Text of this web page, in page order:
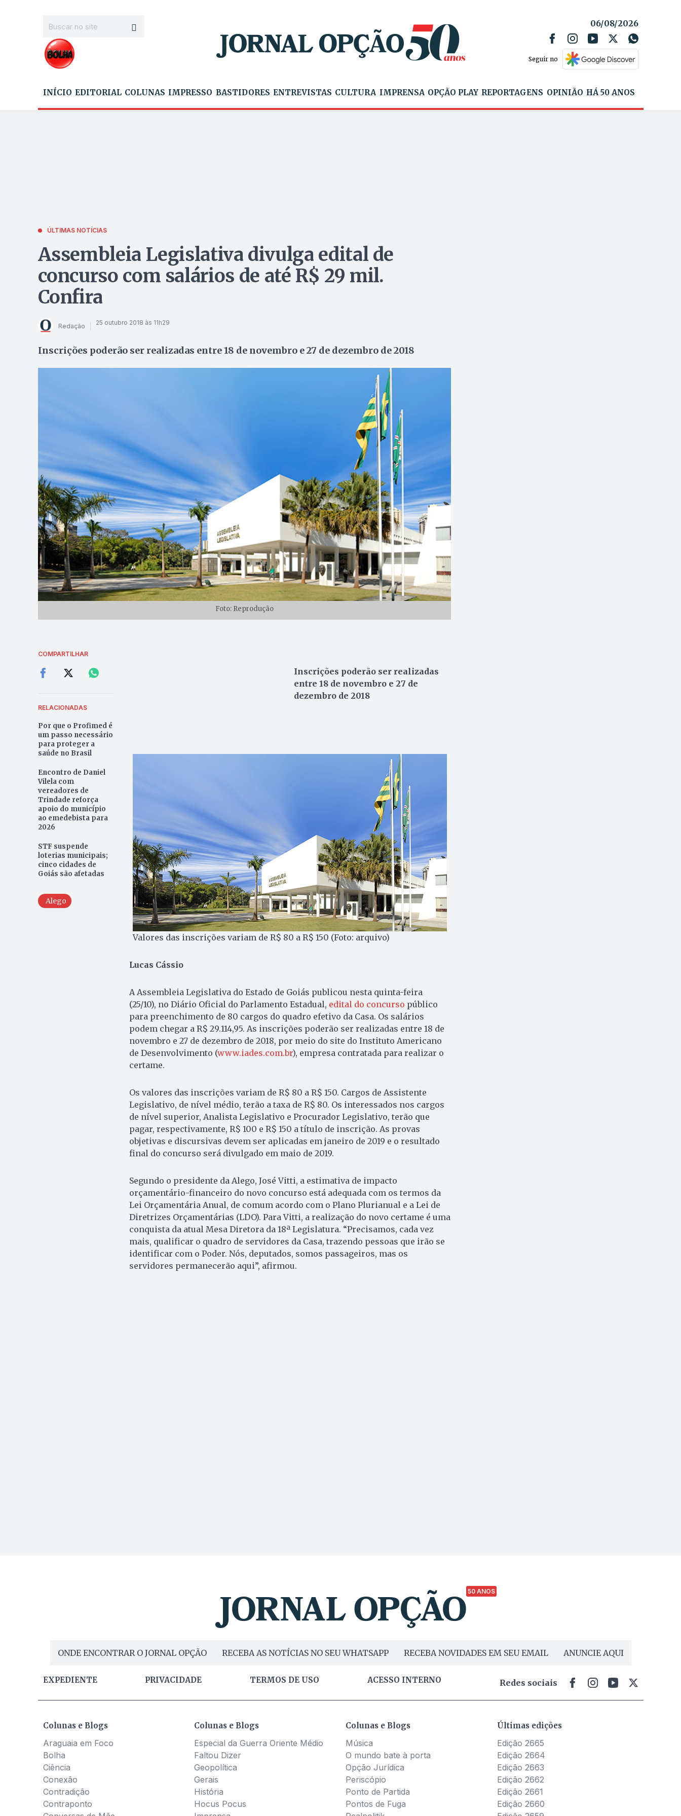
06/08/2026
Seguir no
INÍCIO EDITORIAL COLUNAS IMPRESSO BASTIDORES ENTREVISTAS CULTURA IMPRENSA OPÇÃO PLAY REPORTAGENS OPINIÃO HÁ 50 ANOS
ÚLTIMAS NOTÍCIAS
Assembleia Legislativa divulga edital de
concurso com salários de até R$ 29 mil.
Confira
Redação 25 outubro 2018 às 11h29
Inscrições poderão ser realizadas entre 18 de novembro e 27 de dezembro de 2018
Foto: Reprodução
COMPARTILHAR
RELACIONADAS
Por que o Profimed é
um passo necessário
para proteger a
saúde no Brasil
Encontro de Daniel
Vilela com
vereadores de
Trindade reforça
apoio do município
ao emedebista para
2026
STF suspende
loterias municipais;
cinco cidades de
Goiás são afetadas
Alego
Inscrições poderão ser realizadas
entre 18 de novembro e 27 de
dezembro de 2018
Valores das inscrições variam de R$ 80 a R$ 150 (Foto: arquivo)
Lucas Cássio
A Assembleia Legislativa do Estado de Goiás publicou nesta quinta-feira
(25/10), no Diário Oficial do Parlamento Estadual, edital do concurso público
para preenchimento de 80 cargos do quadro efetivo da Casa. Os salários
podem chegar a R$ 29.114,95. As inscrições poderão ser realizadas entre 18 de
novembro e 27 de dezembro de 2018, por meio do site do Instituto Americano
de Desenvolvimento (www.iades.com.br), empresa contratada para realizar o
certame.
Os valores das inscrições variam de R$ 80 a R$ 150. Cargos de Assistente
Legislativo, de nível médio, terão a taxa de R$ 80. Os interessados nos cargos
de nível superior, Analista Legislativo e Procurador Legislativo, terão que
pagar, respectivamente, R$ 100 e R$ 150 a título de inscrição. As provas
objetivas e discursivas devem ser aplicadas em janeiro de 2019 e o resultado
final do concurso será divulgado em maio de 2019.
Segundo o presidente da Alego, José Vitti, a estimativa de impacto
orçamentário-financeiro do novo concurso está adequada com os termos da
Lei Orçamentária Anual, de comum acordo com o Plano Plurianual e a Lei de
Diretrizes Orçamentárias (LDO). Para Vitti, a realização do novo certame é uma
conquista da atual Mesa Diretora da 18ª Legislatura. “Precisamos, cada vez
mais, qualificar o quadro de servidores da Casa, trazendo pessoas que irão se
identificar com o Poder. Nós, deputados, somos passageiros, mas os
servidores permanecerão aqui”, afirmou.
50 ANOS
ONDE ENCONTRAR O JORNAL OPÇÃO RECEBA AS NOTÍCIAS NO SEU WHATSAPP RECEBA NOVIDADES EM SEU EMAIL ANUNCIE AQUI
EXPEDIENTE PRIVACIDADE TERMOS DE USO ACESSO INTERNO Redes sociais
Colunas e Blogs
Araguaia em Foco
Bolha
Ciência
Conexão
Contradição
Contraponto
Colunas e Blogs
Especial da Guerra Oriente Médio
Faltou Dizer
Geopolítica
Gerais
História
Hocus Pocus
Colunas e Blogs
Música
O mundo bate à porta
Opção Jurídica
Periscópio
Ponto de Partida
Pontos de Fuga
Últimas edições
Edição 2665
Edição 2664
Edição 2663
Edição 2662
Edição 2661
Edição 2660